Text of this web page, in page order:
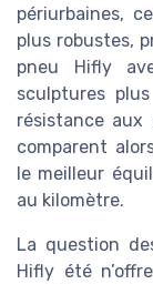
périurbaines,
plus robustes,
pneu Hifly
sculptures
résistance aux
comparent
le meilleur
au kilomètre.
La question
Hifly été